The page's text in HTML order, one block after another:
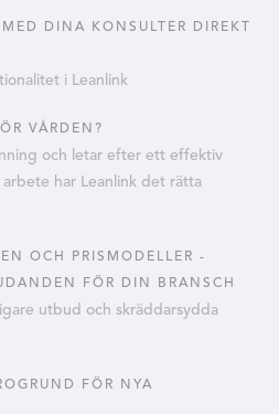
DINA KONSULTER DIREKT
i Leanlink
VÅRDEN?
och letar efter ett effektiv
har Leanlink det rätta
OCH PRISMODELLER -
FÖR DIN BRANSCH
utbud och skräddarsydda
FÖR NYA